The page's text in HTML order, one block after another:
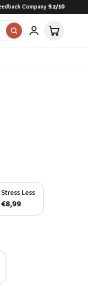
Company 9.2/10
Stress Less
€8,99